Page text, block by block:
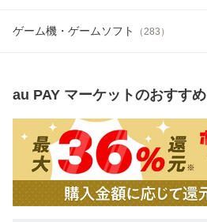
ゲーム機・ゲームソフト （283 ）
au PAY マーケットのおすすめ